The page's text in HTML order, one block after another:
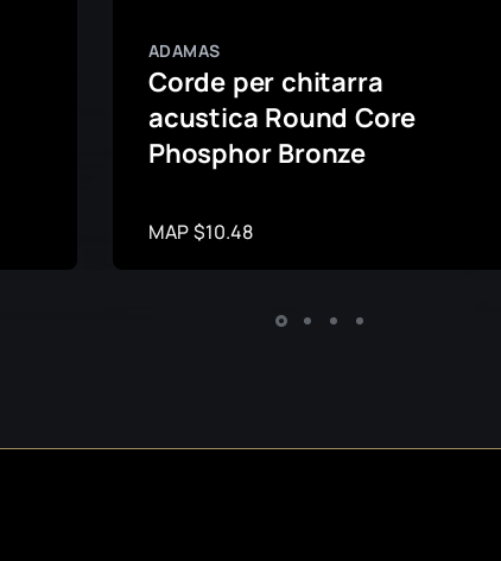
ADAMAS
Corde per chitarra
acustica Round Core
Phosphor Bronze
MAP $10.48